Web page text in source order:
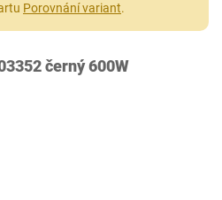
Porovnání variant.
černý 600W